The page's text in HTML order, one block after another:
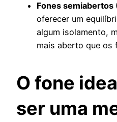
Fones
oferecer um
algum isolamento,
mais aberto que os
O fone
ser uma